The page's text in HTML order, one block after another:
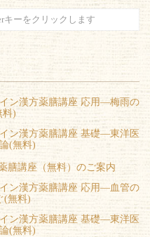
ン漢方薬膳講座 応用―梅雨の
料)
イン漢方薬膳講座 基礎―東洋医
(無料)
膳講座（無料）のご案内
イン漢方薬膳講座 応用―血管の
(無料)
ン漢方薬膳講座 基礎―東洋医
(無料)